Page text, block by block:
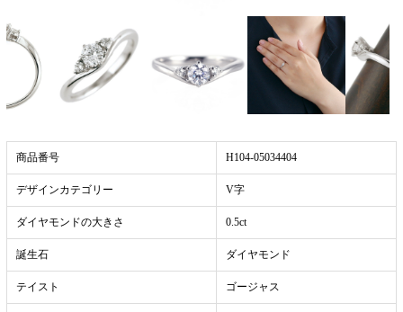
商品番号 H104-05034404
デザインカテゴリー V字
ダイヤモンドの大きさ 0.5ct
誕生石 ダイヤモンド
テイスト ゴージャス